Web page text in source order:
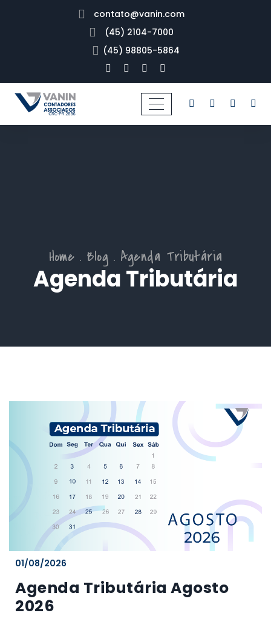
contato@vanin.com
(45) 2104-7000
(45) 98805-5864
Home Blog Agenda Tributária
Agenda Tributária
01/08/2026
Agenda Tributária Agosto
2026